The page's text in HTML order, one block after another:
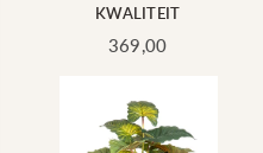
KWALITEIT
Standaard
369,00